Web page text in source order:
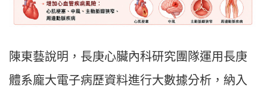
陳東藝說明，長庚心臟內科研究團隊運用長庚
體系龐大電子病歷資料進行大數據分析，納入